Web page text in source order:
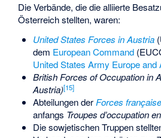
Die Verbände, die die alliierte
Österreich stellten, waren:
United States Forces in Austria
dem European Command
United States Army Europe and
British Forces of Occupation in
Austria)[15]
Abteilungen derForces
anfangs Troupes d’occupation
Die sowjetischen Truppen